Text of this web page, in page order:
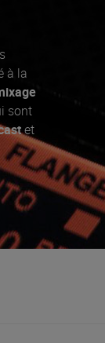
à la
sont
et
les